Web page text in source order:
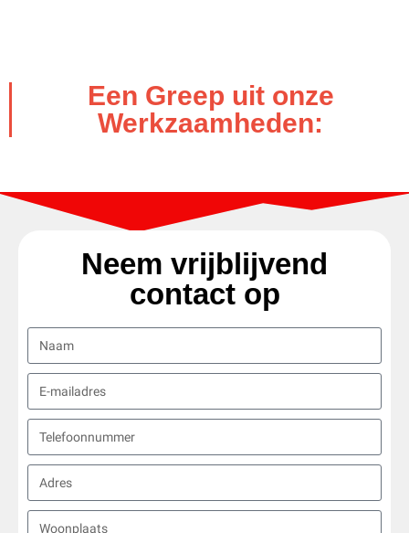
Een Greep uit onze
Werkzaamheden:
Neem vrijblijvend
contact op